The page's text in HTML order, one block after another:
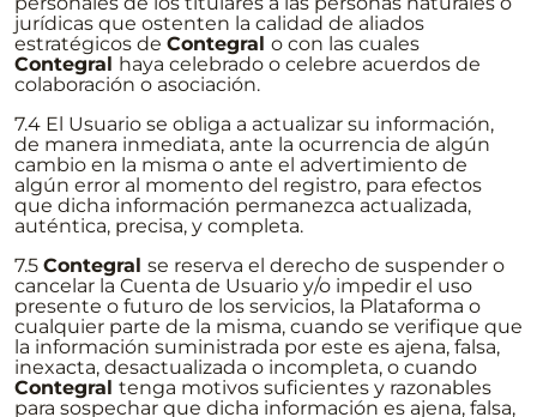
jurídicas que ostenten la calidad de aliados
estratégicos de Contegral o con las cuales
Contegral haya celebrado o celebre acuerdos de
colaboración o asociación.
7.4 El Usuario se obliga a actualizar su información,
de manera inmediata, ante la ocurrencia de algún
cambio en la misma o ante el advertimiento de
algún error al momento del registro, para efectos
que dicha información permanezca actualizada,
auténtica, precisa, y completa.
7.5 Contegral se reserva el derecho de suspender o
cancelar la Cuenta de Usuario y/o impedir el uso
presente o futuro de los servicios, la Plataforma o
cualquier parte de la misma, cuando se verifique que
la información suministrada por este es ajena, falsa,
inexacta, desactualizada o incompleta, o cuando
Contegral tenga motivos suficientes y razonables
para sospechar que dicha información es ajena, falsa,